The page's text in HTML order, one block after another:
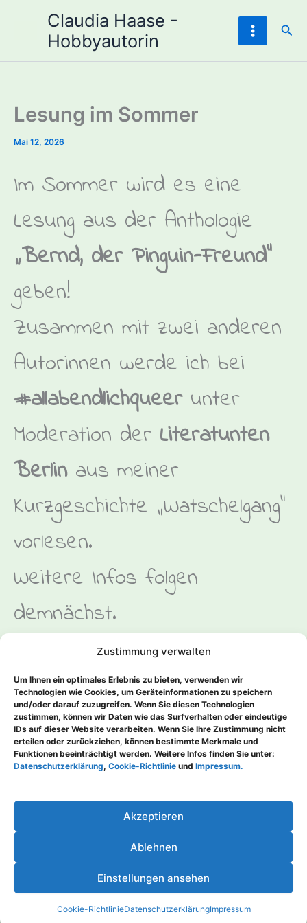
Zustimmung verwalten
Um Ihnen ein optimales Erlebnis zu bieten, verwenden wir
Technologien wie Cookies, um Geräteinformationen zu speichern
und/oder darauf zuzugreifen. Wenn Sie diesen Technologien
zustimmen, können wir Daten wie das Surfverhalten oder eindeutige
IDs auf dieser Website verarbeiten. Wenn Sie Ihre Zustimmung nicht
erteilen oder zurückziehen, können bestimmte Merkmale und
Funktionen beeinträchtigt werden. Weitere Infos finden Sie unter:
Datenschutzerklärung, Cookie-Richtlinie und Impressum.
Akzeptieren
Ablehnen
Einstellungen ansehen
Cookie-RichtlinieDatenschutzerklärungImpressum
Claudia Haase -
Hobbyautorin
Lesung im Sommer
Mai 12, 2026
Im Sommer wird es eine
Lesung aus der Anthologie
„Bernd, der Pinguin-Freund“
geben!
Zusammen mit zwei anderen
Autorinnen werde ich bei
#allabendlichqueerunter
Moderation der Literatunten
Berlinaus meiner
Kurzgeschichte „Watschelgang“
vorlesen.
Weitere Infos folgen
demnächst.
ZURÜCK WEITER
Copyright © 2026 Claudia Haase - Hobbyautorin | Präsentiert
Astra-WordPress-Theme
Datenschutzerklärung